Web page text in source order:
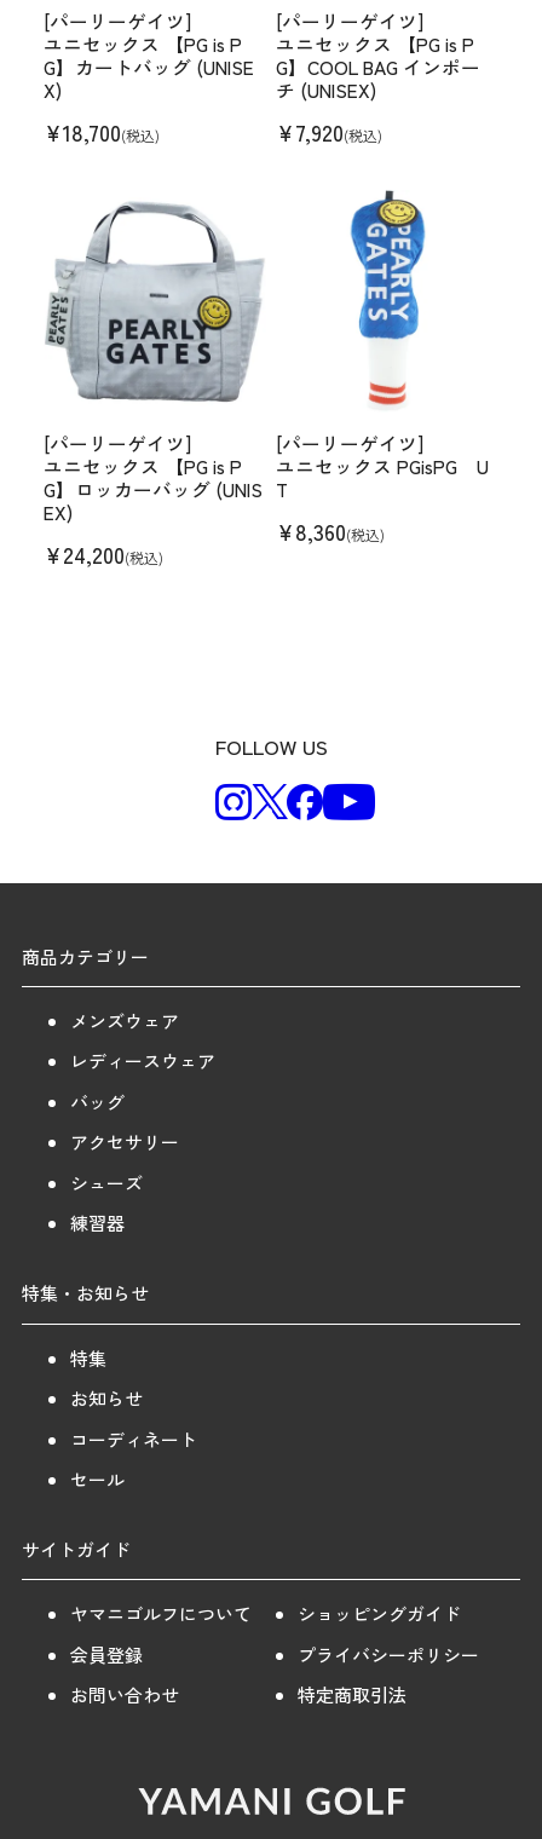
[パーリーゲイツ]
ユニセックス 【PG is P
G】カートバッグ (UNISE
X)
¥18,700(税込)
[パーリーゲイツ]
ユニセックス 【PG is P
G】COOL BAG インポー
チ (UNISEX)
¥7,920(税込)
[パーリーゲイツ]
ユニセックス 【PG is P
G】ロッカーバッグ (UNIS
EX)
¥24,200(税込)
[パーリーゲイツ]
ユニセックス PGisPG U
T
¥8,360(税込)
FOLLOW US
商品カテゴリー
メンズウェア
レディースウェア
バッグ
アクセサリー
シューズ
練習器
特集・お知らせ
特集
お知らせ
コーディネート
セール
サイトガイド
ヤマニゴルフについて
ショッピングガイド
会員登録
プライバシーポリシー
お問い合わせ
特定商取引法